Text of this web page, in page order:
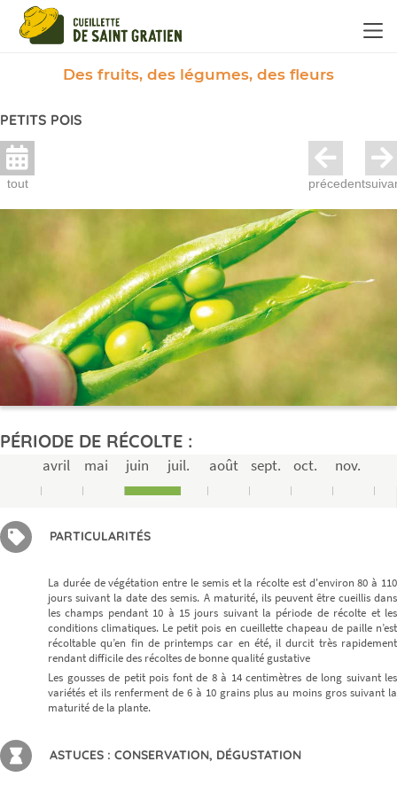
Des fruits, des légumes, des fleurs
PETITS POIS
tout précedent
PÉRIODE DE RÉCOLTE :
avril mai juin juil. août sept. oct. nov.
PARTICULARITÉS
La durée de végétation entre le semis et la récolte est d'environ 80 à 110
jours suivant la date des semis. A maturité, ils peuvent être cueillis dans
les champs pendant 10 à 15 jours suivant la période de récolte et les
conditions climatiques. Le petit pois en cueillette chapeau de paille n’est
récoltable qu’en fin de printemps car en été, il durcit très rapidement
rendant difficile des récoltes de bonne qualité gustative
Les gousses de petit pois font de 8 à 14 centimètres de long suivant les
variétés et ils renferment de 6 à 10 grains plus au moins gros suivant la
maturité de la plante.
ASTUCES : CONSERVATION, DÉGUSTATION
Panneau de gestion des cookies